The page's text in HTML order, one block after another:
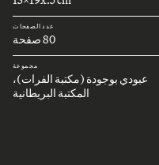
عدد الصفحات
80 صفحة
مجموعة
عبودي بوجودة (مكتبة الفرات)،
المكتبة البريطانية